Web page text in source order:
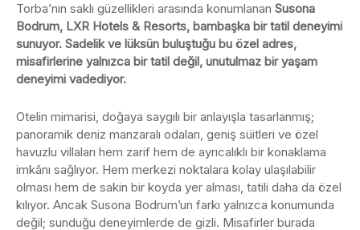
Torba’nın saklı güzellikleri arasında konumlanan Susona
Bodrum, LXR Hotels & Resorts, bambaşka bir tatil deneyimi
sunuyor. Sadelik ve lüksün buluştuğu bu özel adres,
misafirlerine yalnızca bir tatil değil, unutulmaz bir yaşam
deneyimi vadediyor.
Otelin mimarisi, doğaya saygılı bir anlayışla tasarlanmış;
panoramik deniz manzaralı odaları, geniş süitleri ve özel
havuzlu villaları hem zarif hem de ayrıcalıklı bir konaklama
imkânı sağlıyor. Hem merkezi noktalara kolay ulaşılabilir
olması hem de sakin bir koyda yer alması, tatili daha da özel
kılıyor. Ancak Susona Bodrum’un farkı yalnızca konumunda
değil; sunduğu deneyimlerde de gizli. Misafirler burada